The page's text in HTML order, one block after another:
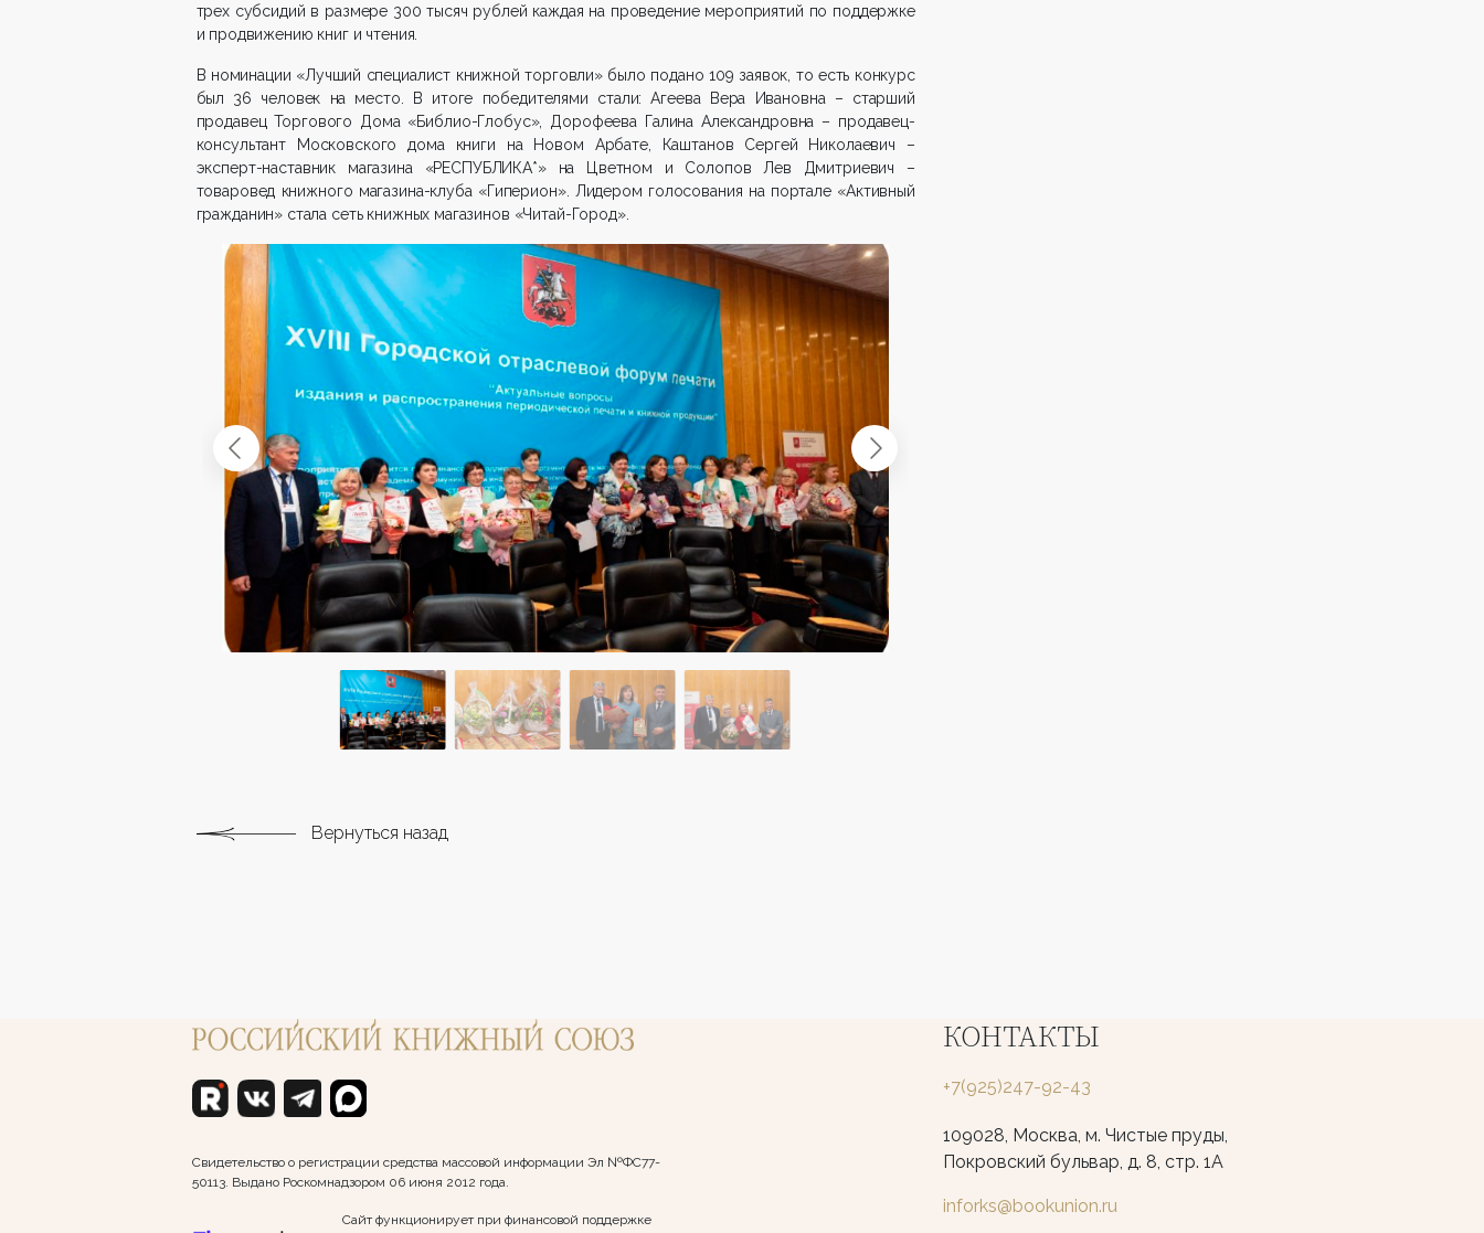
трех субсидий в размере 300 тысяч рублей каждая на проведение мероприятий по поддержке
и продвижению книг и чтения.
В номинации «Лучший специалист книжной торговли» было подано 109 заявок, то есть конкурс
был 36 человек на место. В итоге победителями стали: Агеева Вера Ивановна – старший
продавец Торгового Дома «Библио-Глобус», Дорофеева Галина Александровна – продавец-
консультант Московского дома книги на Новом Арбате, Каштанов Сергей Николаевич –
эксперт-наставник магазина «РЕСПУБЛИКА*» на Цветном и Солопов Лев Дмитриевич –
товаровед книжного магазина-клуба «Гиперион». Лидером голосования на портале «Активный
гражданин» стала сеть книжных магазинов «Читай-Город».
Вернуться назад
Свидетельство о регистрации средства массовой информации Эл №ФС77-
50113. Выдано Роскомнадзором 06 июня 2012 года.
Сайт функционирует при финансовой поддержке
КОНТАКТЫ
+7(925)247-92-43
109028, Москва, м. Чистые пруды,
Покровский бульвар, д. 8, стр. 1А
inforks@bookunion.ru